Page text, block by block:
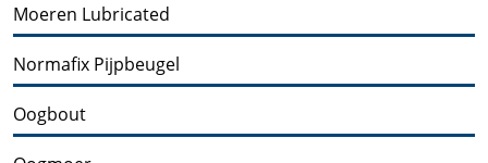
Moeren Lubricated
Normafix Pijpbeugel
Oogbout